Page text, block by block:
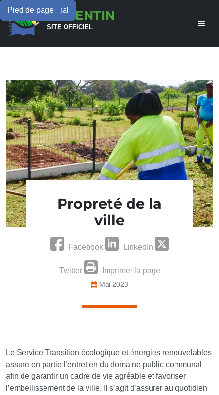
Menu principal
Contenu principal
Pied de pageLAMENTIN
SITE OFFICIEL
Propreté de la
ville
Facebook LinkedIn
Twitter Imprimer la page
Mai 2023
Le Service Transition écologique et énergies renouvelables
assure en partie l’entretien du domaine public communal
afin de garantir un cadre de vie agréable et favoriser
l’embellissement de la ville. Il s’agit d’assurer au quotidien